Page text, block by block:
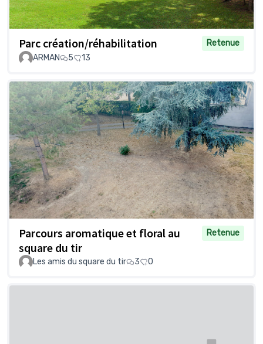
Parc création/réhabilitation
Retenue
ARMAN
5 13
Parcours aromatique et floral au
square du tir
Retenue
Les amis du square du tir 3 0